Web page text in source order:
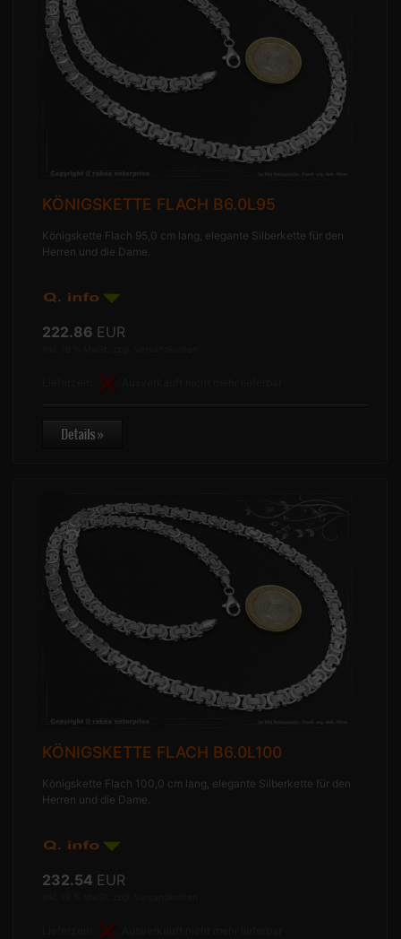
KÖNIGSKETTE FLACH B6.0L95
Königskette Flach 95,0 cm lang, elegante Silberkette für den
Herren und die Dame.
222.86 EUR
KÖNIGSKETTE FLACH B6.0L100
Königskette Flach 100,0 cm lang, elegante Silberkette für den
Herren und die Dame.
232.54 EUR